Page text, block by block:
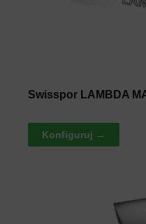
Swisspor LAMBDA
Konfiguruj →